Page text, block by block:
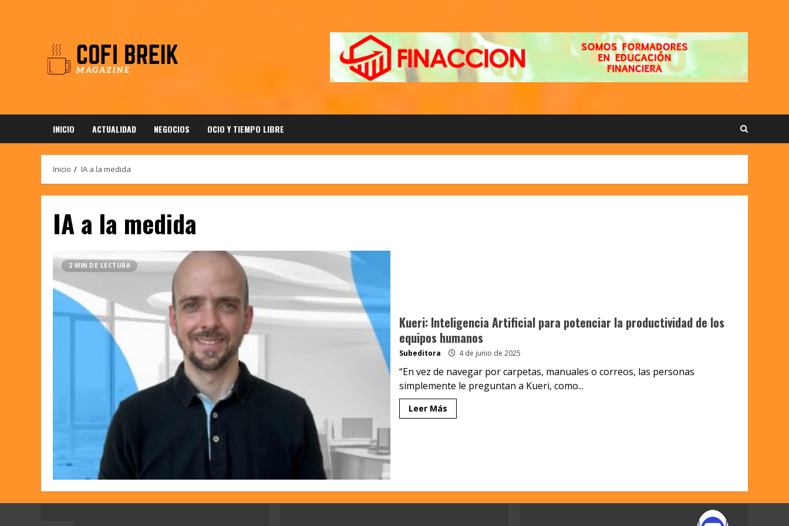
INICIO ACTUALIDAD NEGOCIOS OCIO Y TIEMPO LIBRE
Inicio IA a la medida
IA a la medida
2 MIN DE LECTURA
Kueri: Inteligencia Artificial para potenciar la productividad de los
equipos humanos
Subeditora 4 de junio de 2025
“En vez de navegar por carpetas, manuales o correos, las personas
simplemente le preguntan a Kueri, como...
Leer Más